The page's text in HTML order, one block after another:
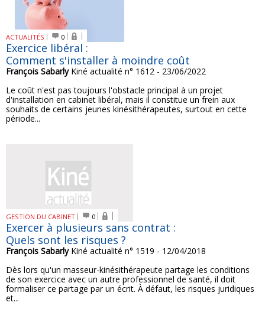
ACTUALITÉS 0
Exercice libéral :
Comment s'installer à moindre coût
François SabarlyKiné actualité n° 1612 - 23/06/2022
Le coût n'est pas toujours l'obstacle principal à un projet
d'installation en cabinet libéral, mais il constitue un frein aux
souhaits de certains jeunes kinésithérapeutes, surtout en cette
période...
GESTION DU CABINET 0
Exercer à plusieurs sans contrat :
Quels sont les risques ?
François SabarlyKiné actualité n° 1519 - 12/04/2018
Dès lors qu'un masseur-kinésithérapeute partage les conditions
de son exercice avec un autre professionnel de santé, il doit
formaliser ce partage par un écrit. À défaut, les risques juridiques
et...